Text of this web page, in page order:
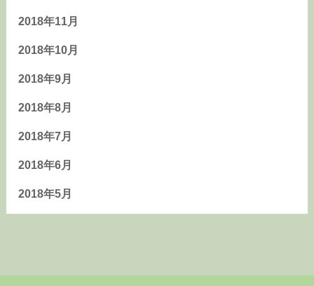
2018年11月
2018年10月
2018年9月
2018年8月
2018年7月
2018年6月
2018年5月